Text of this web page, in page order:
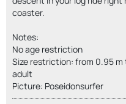
coaster.
Notes:
No age restriction
Size restriction: from 0.95 m
adult
Picture: Poseidonsurfer